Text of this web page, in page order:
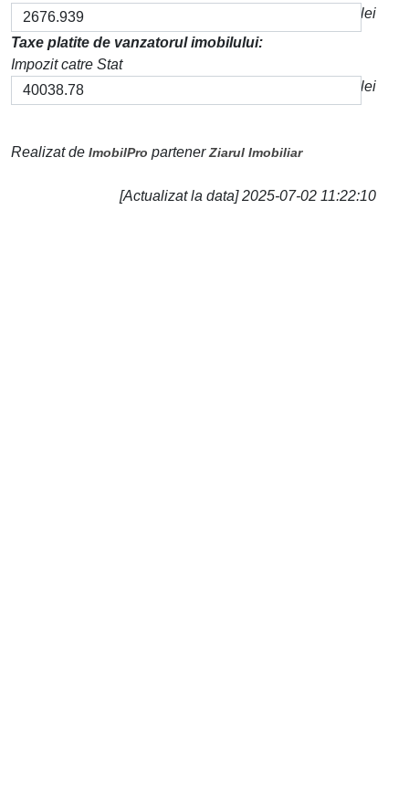
lei
Taxe platite de vanzatorul imobilului:
Impozit catre Stat
lei
Realizat de ImobilPro partenerZiarul Imobiliar
[Actualizat la data] 2025-07-02 11:22:10